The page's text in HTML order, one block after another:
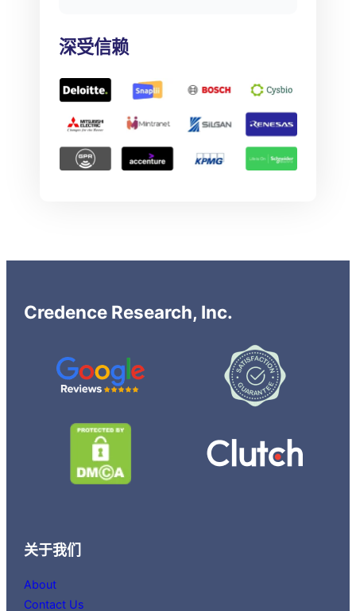
深受信赖
Credence Research, Inc.
关于我们
About
Contact Us